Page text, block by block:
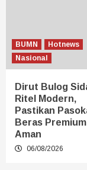
BUMN
Hotnews
Nasional
Dirut Bulog
Ritel Modern,
Pastikan
Beras
Aman
06/08/2026